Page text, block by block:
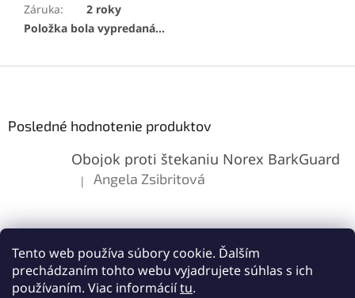
Tento web používa súbory cookie. Ďalším
prechádzaním tohto webu vyjadrujete súhlas s ich
používaním. Viac informáciítu.
Záruka:
2 roky
Položka bola vypredaná…
Posledné hodnotenie produktov
Obojok proti štekaniu Norex BarkGuard
Hodnotenie produktu je 5 z 5 hviezdičiek.
| Angela Zsibritová